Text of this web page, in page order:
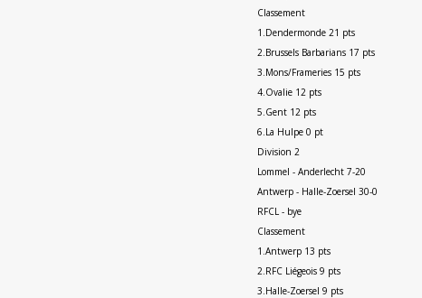
Classement
1.Dendermonde 21 pts
2.Brussels Barbarians 17 pts
3.Mons/Frameries 15 pts
4.Ovalie 12 pts
5.Gent 12 pts
6.La Hulpe 0 pt
Division 2
Lommel - Anderlecht 7-20
Antwerp - Halle-Zoersel 30-0
RFCL - bye
Classement
1.Antwerp 13 pts
2.RFC Liégeois 9 pts
3.Halle-Zoersel 9 pts